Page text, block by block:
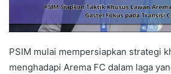
PSIM mulai mempersiapkan strategi
menghadapi Arema FC dalam laga